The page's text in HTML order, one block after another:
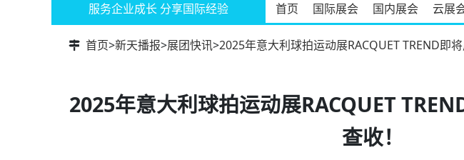
服务企业成长 分享国际经验 首页 国际展会 国内展会 云展
首页>新天播报>展团快讯>2025年意大利球拍运动展RACQUET TREND即
2025年意大利球拍运动展RACQUET
查收！